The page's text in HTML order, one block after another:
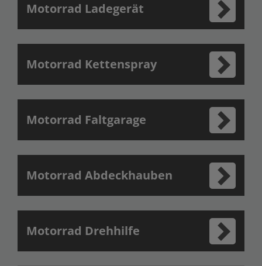
Motorrad Ladegerät
Motorrad Kettenspray
Motorrad Faltgarage
Motorrad Abdeckhauben
Motorrad Drehhilfe